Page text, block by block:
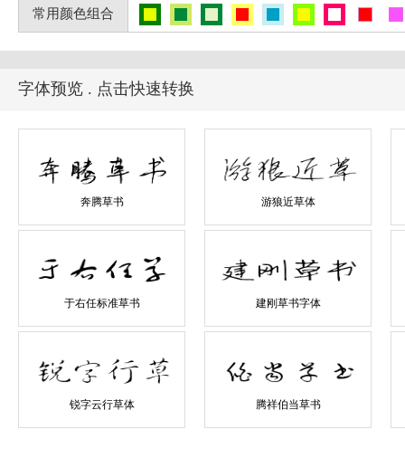
常用颜色组合
字体预览 . 点击快速转换
奔腾草书 游狼近草体
于右任标准草书 建刚草书字体
锐字云行草体 腾祥伯当草书